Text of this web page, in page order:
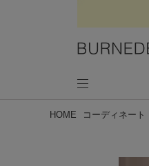
HOME コーディネート